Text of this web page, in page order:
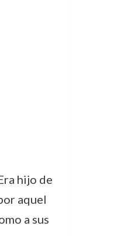
hijo de
aquel
a sus